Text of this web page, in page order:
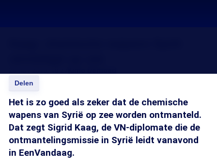
Delen
Het is zo goed als zeker dat de chemische
wapens van Syrië op zee worden ontmanteld.
Dat zegt Sigrid Kaag, de VN-diplomate die de
ontmantelingsmissie in Syrië leidt vanavond
in EenVandaag.